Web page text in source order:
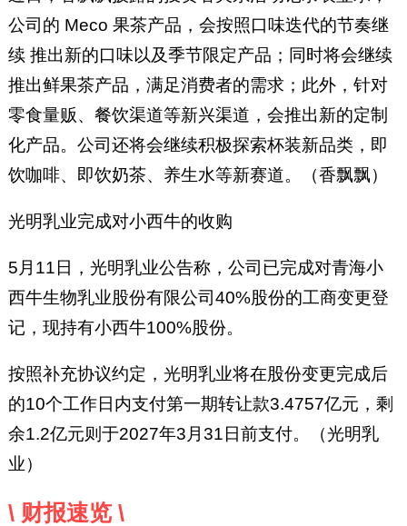
公司的 Meco 果茶产品，会按照口味迭代的节奏继
续 推出新的口味以及季节限定产品；同时将会继续
推出鲜果茶产品，满足消费者的需求；此外，针对
零食量贩、餐饮渠道等新兴渠道，会推出新的定制
化产品。公司还将会继续积极探索杯装新品类，即
饮咖啡、即饮奶茶、养生水等新赛道。（香飘飘）
光明乳业完成对小西牛的收购
5月11日，光明乳业公告称，公司已完成对青海小
西牛生物乳业股份有限公司40%股份的工商变更登
记，现持有小西牛100%股份。
按照补充协议约定，光明乳业将在股份变更完成后
的10个工作日内支付第一期转让款3.4757亿元，剩
余1.2亿元则于2027年3月31日前支付。（光明乳
业）
\ 财报速览 \